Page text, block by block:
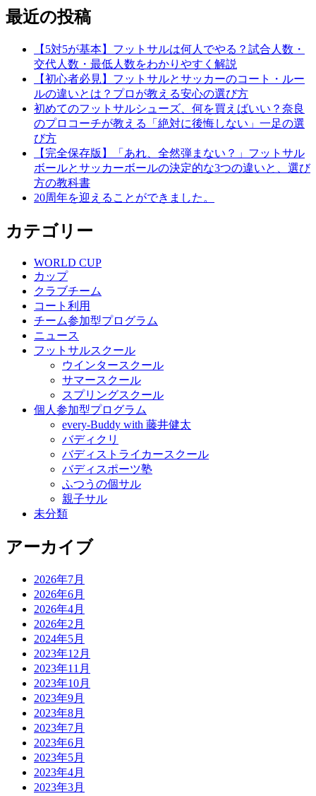
稿
ペ
ー
ペ
ー
ジ
ペ
ー
ジ
ジ
最近の投稿
【5対5が基本】フットサルは何人でやる？試合人数・
交代人数・最低人数をわかりやすく解説
【初心者必見】フットサルとサッカーのコート・ルー
ルの違いとは？プロが教える安心の選び方
初めてのフットサルシューズ、何を買えばいい？奈良
のプロコーチが教える「絶対に後悔しない」一足の選
び方
【完全保存版】「あれ、全然弾まない？」フットサル
ボールとサッカーボールの決定的な3つの違いと、選び
方の教科書
20周年を迎えることができました。
カテゴリー
WORLD CUP
カップ
クラブチーム
コート利用
チーム参加型プログラム
ニュース
フットサルスクール
ウインタースクール
サマースクール
スプリングスクール
個人参加型プログラム
every-Buddy with 藤井健太
バディクリ
バディストライカースクール
バディスポーツ塾
ふつうの個サル
親子サル
未分類
アーカイブ
2026年7月
2026年6月
2026年4月
2026年2月
2024年5月
2023年12月
2023年11月
2023年10月
2023年9月
2023年8月
2023年7月
2023年6月
2023年5月
2023年4月
2023年3月